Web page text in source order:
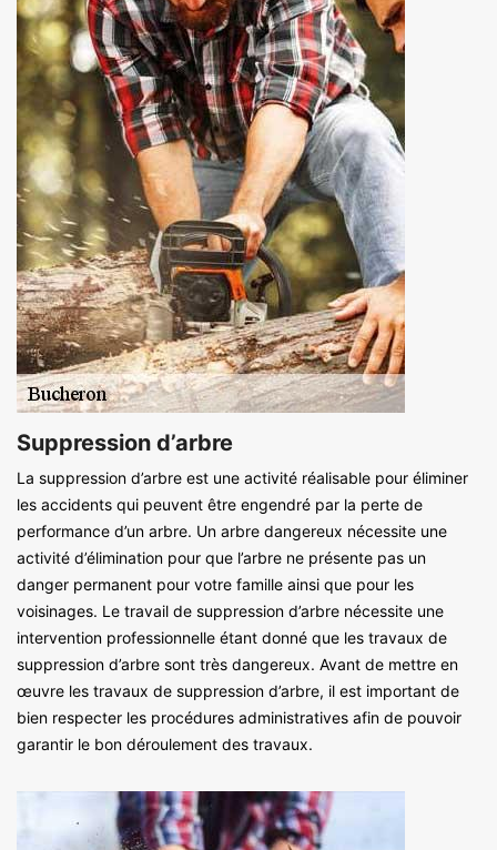
Suppression d’arbre
La suppression d’arbre est une activité réalisable pour éliminer
les accidents qui peuvent être engendré par la perte de
performance d’un arbre. Un arbre dangereux nécessite une
activité d’élimination pour que l’arbre ne présente pas un
danger permanent pour votre famille ainsi que pour les
voisinages. Le travail de suppression d’arbre nécessite une
intervention professionnelle étant donné que les travaux de
suppression d’arbre sont très dangereux. Avant de mettre en
œuvre les travaux de suppression d’arbre, il est important de
bien respecter les procédures administratives afin de pouvoir
garantir le bon déroulement des travaux.